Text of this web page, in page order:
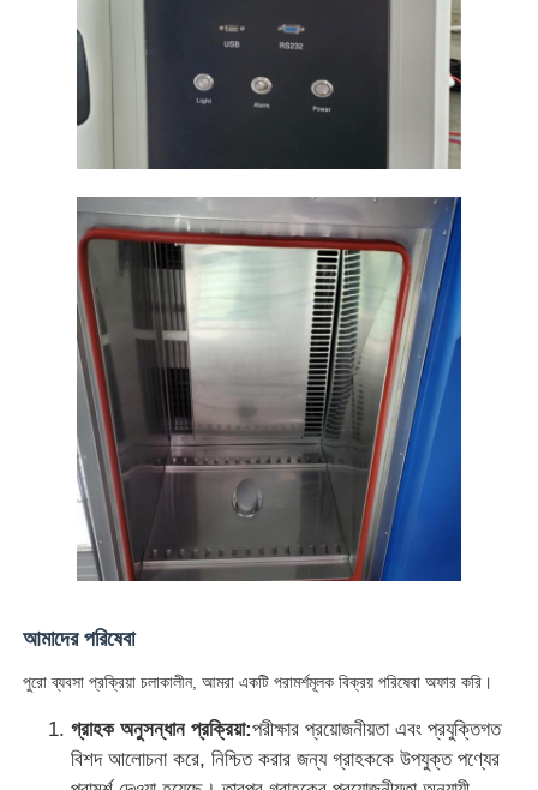
আমাদের পরিষেবা
পুরো ব্যবসা প্রক্রিয়া চলাকালীন, আমরা একটি পরামর্শমূলক বিক্রয় পরিষেবা অফার করি।
গ্রাহক অনুসন্ধান প্রক্রিয়া:পরীক্ষার প্রয়োজনীয়তা এবং প্রযুক্তিগত
বিশদ আলোচনা করে, নিশ্চিত করার জন্য গ্রাহককে উপযুক্ত পণ্যের